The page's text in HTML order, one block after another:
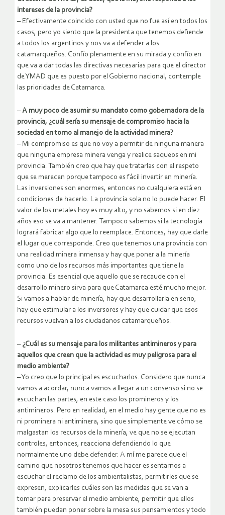
intereses de la provincia?
– Efectivamente coincido con usted que no fue así en todos los
casos, pero yo siento que la presidenta que tenemos defiende
a todos los argentinos y nos va a defender a los
catamarqueños. Confío plenamente en su mirada y confío en
que va a dar todas las directivas necesarias para que el director
de YMAD que es puesto por el Gobierno nacional, contemple
las prioridades de Catamarca.
–A muy poco de asumir su mandato como gobernadora de la
provincia, ¿cuál sería su mensaje de compromiso hacia la
sociedad en torno al manejo de la actividad minera?
– Mi compromiso es que no voy a permitir de ninguna manera
que ninguna empresa minera venga y realice saqueos en mi
provincia. También creo que hay que tratarlas con el respeto
que se merecen porque tampoco es fácil invertir en minería.
Las inversiones son enormes, entonces no cualquiera está en
condiciones de hacerlo. La provincia sola no lo puede hacer. El
valor de los metales hoy es muy alto, y no sabemos si en diez
años eso se va a mantener. Tampoco sabemos si la tecnología
logrará fabricar algo que lo reemplace. Entonces, hay que darle
el lugar que corresponde. Creo que tenemos una provincia con
una realidad minera inmensa y hay que poner a la minería
como uno de los recursos más importantes que tiene la
provincia. Es esencial que aquello que se recaude con el
desarrollo minero sirva para que Catamarca esté mucho mejor.
Si vamos a hablar de minería, hay que desarrollarla en serio,
hay que estimular a los inversores y hay que cuidar que esos
recursos vuelvan a los ciudadanos catamarqueños.
–¿Cuál es su mensaje para los militantes antimineros y para
aquellos que creen que la actividad es muy peligrosa para el
medio ambiente?
– Yo creo que lo principal es escucharlos. Considero que nunca
vamos a acordar, nunca vamos a llegar a un consenso si no se
escuchan las partes, en este caso los promineros y los
antimineros. Pero en realidad, en el medio hay gente que no es
ni prominera ni antiminera, sino que simplemente ve cómo se
malgastan los recursos de la minería, ve que no se ejecutan
controles, entonces, reacciona defendiendo lo que
normalmente uno debe defender. A mí me parece que el
camino que nosotros tenemos que hacer es sentarnos a
escuchar el reclamo de los ambientalistas, permitirles que se
expresen, explicarles cuáles son las medidas que se van a
tomar para preservar el medio ambiente, permitir que ellos
también puedan poner sobre la mesa sus pensamientos y todo